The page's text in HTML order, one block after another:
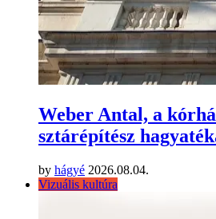
Weber Antal, a
sztárépítész
by hágyé 2026.08.04.
Vizuális kultúra